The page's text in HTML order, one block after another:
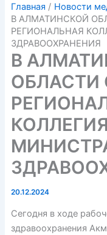
Главная
Новости
В АЛМАТИНСКОЙ
РЕГИОНАЛЬНАЯ
ЗДРАВООХРАНЕНИЯ
В
ОБЛАСТИ
20.12.2024
Сегодня в ходе
здравоохранения